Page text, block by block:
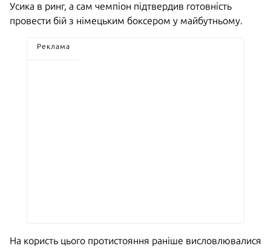
Усика в ринг, а сам чемпіон підтвердив готовність
провести бій з німецьким боксером у майбутньому.
Реклама
На користь цього протистояння раніше висловлювалися